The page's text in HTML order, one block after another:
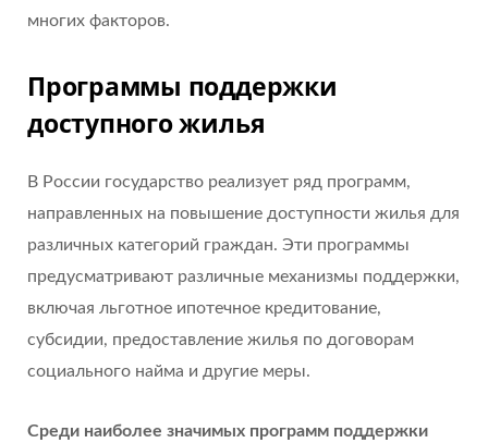
многих факторов.
Программы поддержки
доступного жилья
В России государство реализует ряд программ,
направленных на повышение доступности жилья для
различных категорий граждан. Эти программы
предусматривают различные механизмы поддержки,
включая льготное ипотечное кредитование,
субсидии, предоставление жилья по договорам
социального найма и другие меры.
Среди наиболее значимых программ поддержки